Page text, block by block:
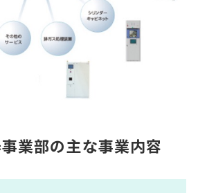
業部の主な事業内容